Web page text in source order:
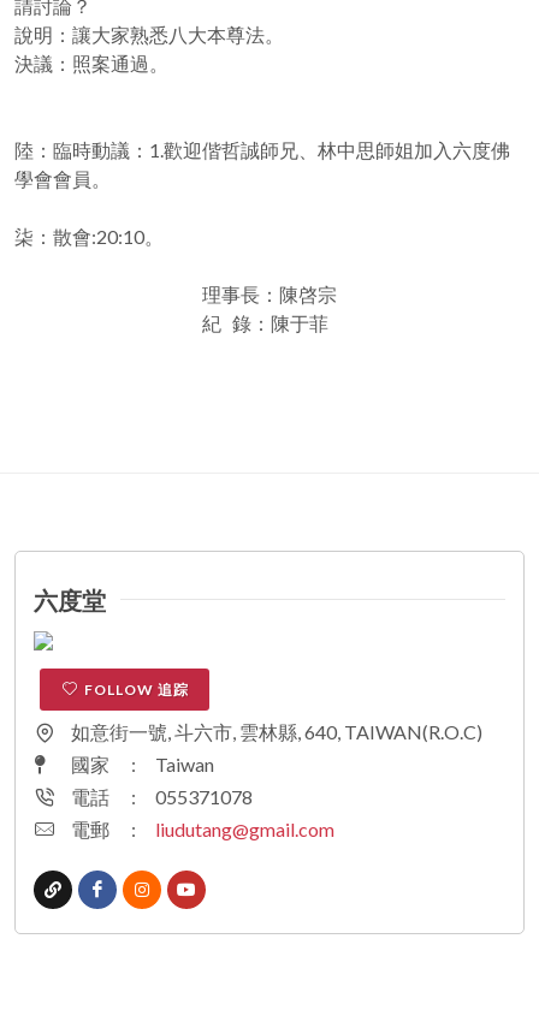
請討論？
說明：讓大家熟悉八大本尊法。
決議：照案通過。
陸：臨時動議：1.歡迎偕哲誠師兄、林中思師姐加入六度佛
學會會員。
柒：散會:20:10。
理事長：陳啓宗
紀 錄：陳于菲
六度堂
FOLLOW 追踪
如意街一號, 斗六市, 雲林縣, 640, TAIWAN(R.O.C)
國家
:
Taiwan
電話
:
055371078
電郵
: liudutang@gmail.com